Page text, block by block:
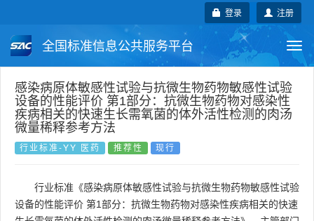
注册
登录
全国标准信息公共服务平台
国家标准 行业标准 地方标准
团体标准 企业标准 国际标准
国外标准 技术委员会
感染病原体敏感性试验与抗微生物药物敏感性试验
设备的性能评价 第1部分：抗微生物药物对感染性
疾病相关的快速生长需氧菌的体外活性检测的肉汤
微量稀释参考方法
行业标准-YY 医药 推荐性 现行
行业标准《感染病原体敏感性试验与抗微生物药物敏感性试验
设备的性能评价 第1部分：抗微生物药物对感染性疾病相关的快速